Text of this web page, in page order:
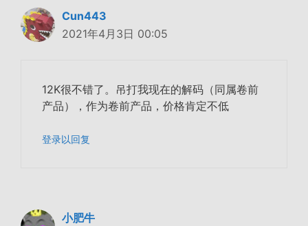
Cun443
2021年4月3日 00:05
12K很不错了。吊打我现在的解码（同属卷前
产品），作为卷前产品，价格肯定不低
登录以回复
小肥牛